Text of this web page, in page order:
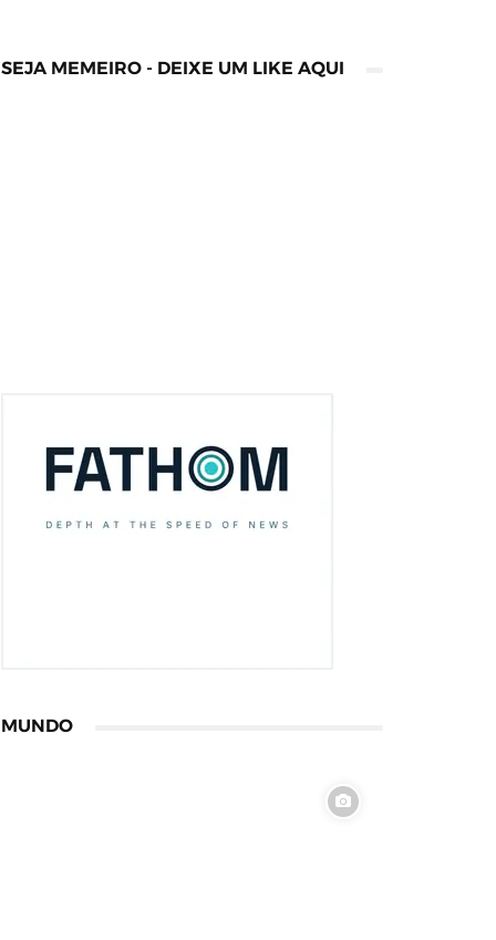
SEJA MEMEIRO - DEIXE UM LIKE AQUI
MUNDO